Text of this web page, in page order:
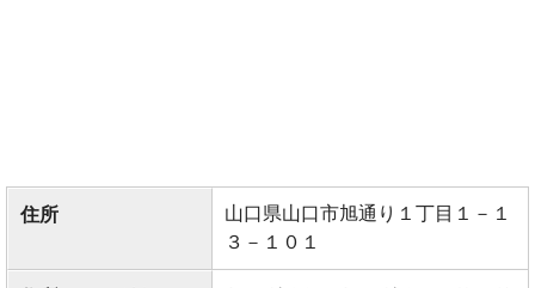
住所
山口県山口市旭通り１丁目１－１
３－１０１